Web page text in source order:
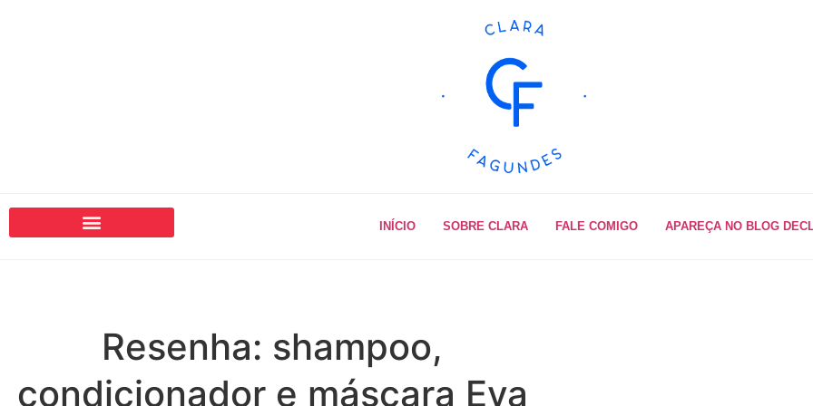
INÍCIO SOBRE CLARA FALE COMIGO APAREÇA NO BLOG
Resenha: shampoo,
condicionador e máscara Eva